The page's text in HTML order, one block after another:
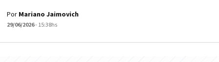
Por Mariano Jaimovich
29/06/2026- 15:38hs